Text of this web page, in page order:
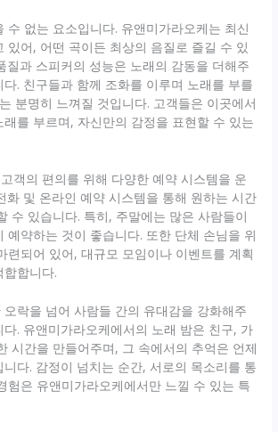
수 없는 요소입니다. 유앤미가라오케는 최신
있어, 어떤 곡이든 최상의 음질로 즐길 수 있
질과 스피커의 성능은 노래의 감동을 더해주
. 친구들과 함께 조화를 이루며 노래를 부를
분명히 느껴질 것입니다. 고객들은 이곳에서
를 부르며, 자신만의 감정을 표현할 수 있는
객의 편의를 위해 다양한 예약 시스템을 운
화 및 온라인 예약 시스템을 통해 원하는 시간
수 있습니다. 특히, 주말에는 많은 사람들이
예약하는 것이 좋습니다. 또한 단체 손님을 위
련되어 있어, 대규모 모임이나 이벤트를 계획
합니다.
락을 넘어 사람들 간의 유대감을 강화해주
. 유앤미가라오케에서의 노래 밤은 친구, 가
시간을 만들어주며, 그 속에서의 추억은 언제
다. 감정이 넘치는 순간, 서로의 목소리를 통
험은 유앤미가라오케에서만 느낄 수 있는 특